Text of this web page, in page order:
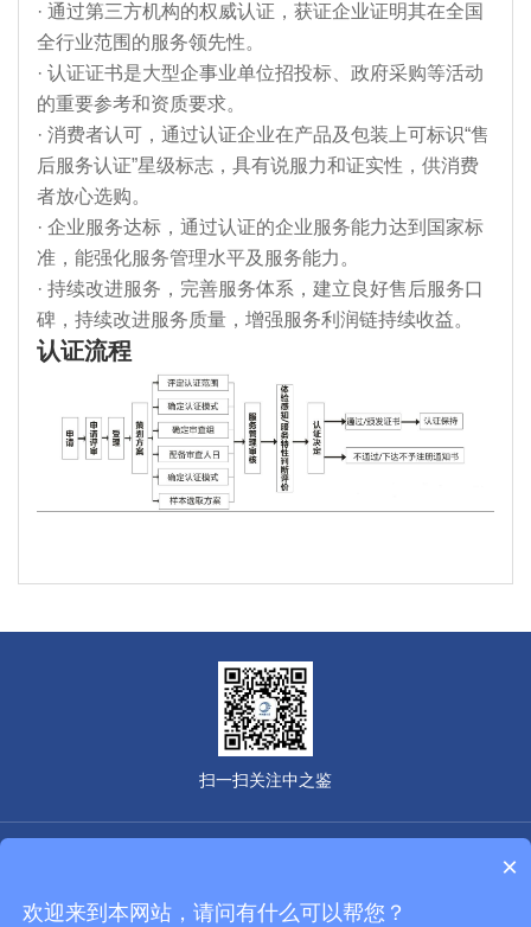
· 通过第三方机构的权威认证，获证企业证明其在全国
全行业范围的服务领先性。
· 认证证书是大型企事业单位招投标、政府采购等活动
的重要参考和资质要求。
· 消费者认可，通过认证企业在产品及包装上可标识“售
后服务认证”星级标志，具有说服力和证实性，供消费
者放心选购。
· 企业服务达标，通过认证的企业服务能力达到国家标
准，能强化服务管理水平及服务能力。
· 持续改进服务，完善服务体系，建立良好售后服务口
碑，持续改进服务质量，增强服务利润链持续收益。
认证流程
扫一扫关注中之鉴
友情链接
×
欢迎来到本网站，请问有什么可以帮您？